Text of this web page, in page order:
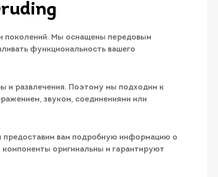
поколений. Мы оснащены передовым
функциональность вашего
и развлечения. Поэтому мы подходим к
звуком, соединениями или
предоставим вам подробную информацию о
оригинальны и гарантируют